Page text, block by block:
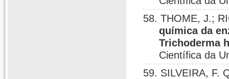
58. THOME, J.;
química da
Trichoderma
Científica da
59. SILVEIRA, F.